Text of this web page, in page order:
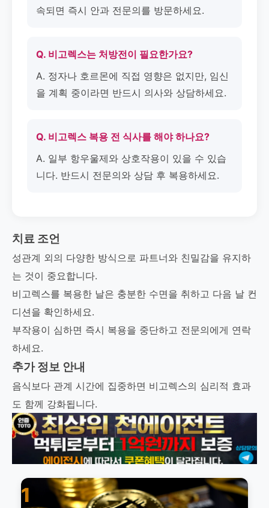
속되면 즉시 안과 전문의를 방문하세요.
Q. 비고렉스는 처방전이 필요한가요?
A. 정자나 호르몬에 직접 영향은 없지만, 임신
을 계획 중이라면 반드시 의사와 상담하세요.
Q. 비고렉스 복용 전 식사를 해야 하나요?
A. 일부 항우울제와 상호작용이 있을 수 있습
니다. 반드시 전문의와 상담 후 복용하세요.
치료 조언
성관계 외의 다양한 방식으로 파트너와 친밀감을 유지하
는 것이 중요합니다.
비고렉스를 복용한 날은 충분한 수면을 취하고 다음 날 컨
디션을 확인하세요.
부작용이 심하면 즉시 복용을 중단하고 전문의에게 연락
하세요.
추가 정보 안내
음식보다 관계 시간에 집중하면 비고렉스의 심리적 효과
도 함께 강화됩니다.
1